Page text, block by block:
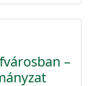
–